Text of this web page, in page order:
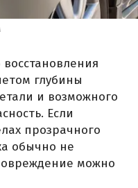
глубины
и возможного
Если
прозрачного
обычно не
можно